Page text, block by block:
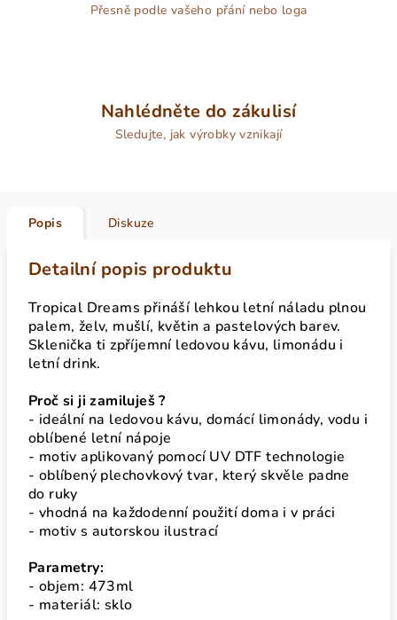
Přesně podle vašeho přání nebo loga
Nahlédněte do zákulisí
Sledujte, jak výrobky vznikají
Popis Diskuze
Detailní popis produktu
Tropical Dreams přináší lehkou letní náladu plnou
palem, želv, mušlí, květin a pastelových barev.
Sklenička ti zpříjemní ledovou kávu, limonádu i
letní drink.
Proč si ji zamiluješ ?
- ideální na ledovou kávu, domácí limonády, vodu i
oblíbené letní nápoje
- motiv aplikovaný pomocí UV DTF technologie
- oblíbený plechovkový tvar, který skvěle padne
do ruky
- vhodná na každodenní použití doma i v práci
- motiv s autorskou ilustrací
Parametry:
- objem: 473ml
- materiál: sklo